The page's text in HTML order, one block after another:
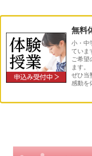
来ます。一緒に学びませんか？
無料
小・中
ていま
ご希望
ます。
ぜひ当
感動を